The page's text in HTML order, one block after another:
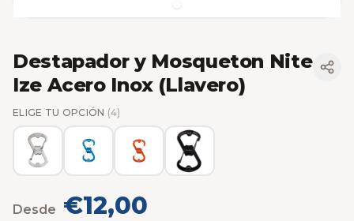
Destapador y Mosqueton Nite
Ize Acero Inox (Llavero)
ELIGE TU OPCIÓN (4)
Desde €12,00